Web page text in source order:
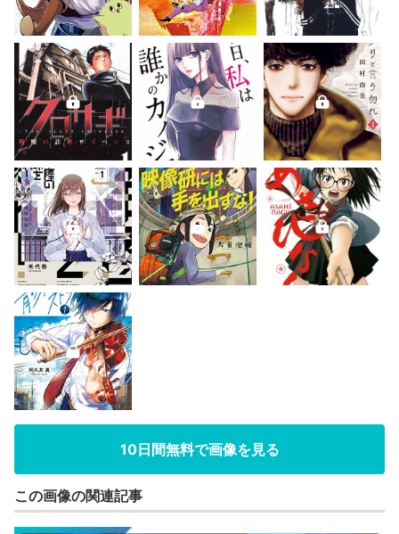
10日間無料で画像を見る
この画像の関連記事